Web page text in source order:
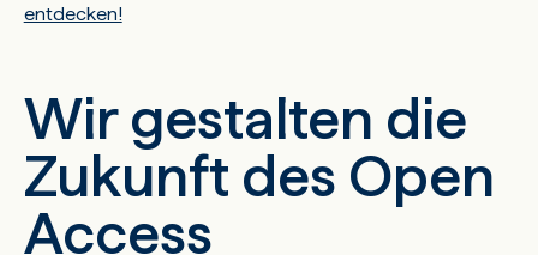
entdecken!
Wir gestalten die
Zukunft des Open
Access